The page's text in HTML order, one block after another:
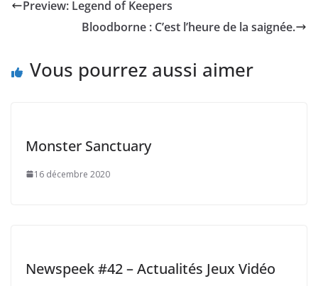
Preview: Legend of Keepers
Bloodborne : C’est l’heure de la saignée.
Vous pourrez aussi aimer
Monster Sanctuary
16 décembre 2020
Newspeek #42 – Actualités Jeux Vidéo